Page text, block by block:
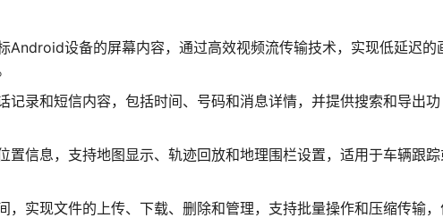
Android设备的屏幕内容，通过高效视频流传输技术，实现低延迟的
记录和短信内容，包括时间、号码和消息详情，并提供搜索和导出功
置信息，支持地图显示、轨迹回放和地理围栏设置，适用于车辆跟
，实现文件的上传、下载、删除和管理，支持批量操作和压缩传输